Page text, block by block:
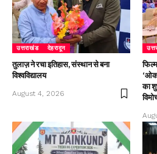
उत्तराखंड देहरादून
तुलाज़ ने रचा इतिहास, संस्थान से बना
विश्वविद्यालय
August 4, 2026
का